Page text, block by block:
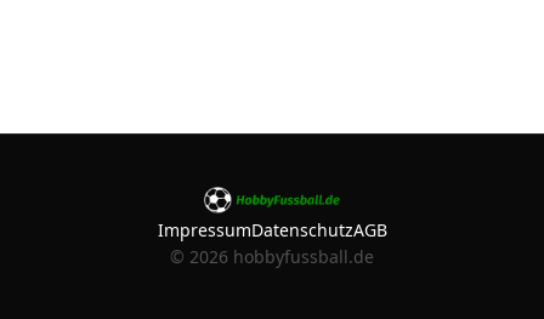
ImpressumDatenschutzAGB
© 2026 hobbyfussball.de